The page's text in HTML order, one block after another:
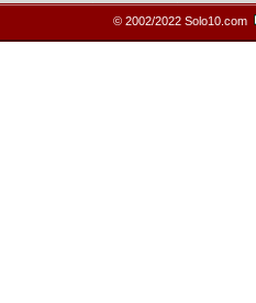
© 2002/2022 Solo10.com